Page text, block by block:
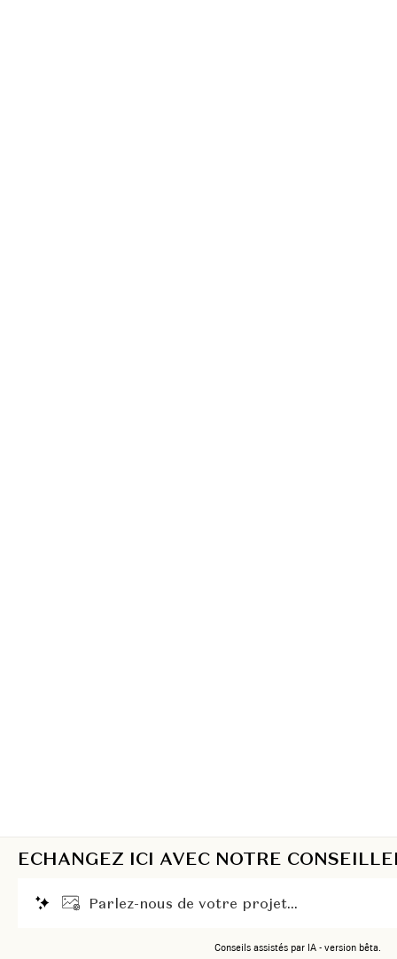
ECHANGEZ ICI AVEC NOTRE
Parlez-nous de votre projet...
Conseils assistés par IA - version bêta.